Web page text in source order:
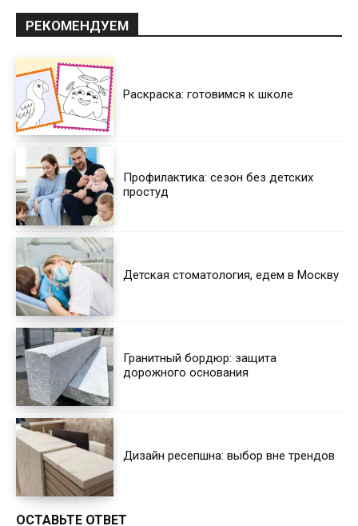
РЕКОМЕНДУЕМ
Раскраска: готовимся к школе
Профилактика: сезон без детских
простуд
Детская стоматология, едем в Москву
Гранитный бордюр: защита
дорожного основания
Дизайн ресепшна: выбор вне трендов
ОСТАВЬТЕ ОТВЕТ